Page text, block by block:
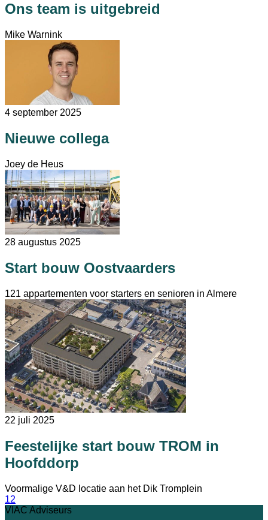
Ons team is uitgebreid
Mike Warnink
4 september 2025
Nieuwe collega
Joey de Heus
28 augustus 2025
Start bouw Oostvaarders
121 appartementen voor starters en senioren in Almere
22 juli 2025
Feestelijke start bouw TROM in
Hoofddorp
Voormalige V&D locatie aan het Dik Tromplein
12
VIAC Adviseurs